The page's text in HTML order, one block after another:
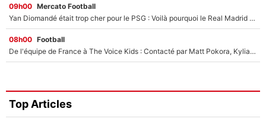
09h00 Mercato Football
Yan Diomandé était trop cher pour le PSG : Voilà pourquoi le Real Madrid a accepté de payer la somme record de 140M€ pour boucler son transfert !
08h00 Football
De l'équipe de France à The Voice Kids : Contacté par Matt Pokora, Kylian Mbappé a accepté de jouer un rôle inédit sur TF1 !
Top Articles